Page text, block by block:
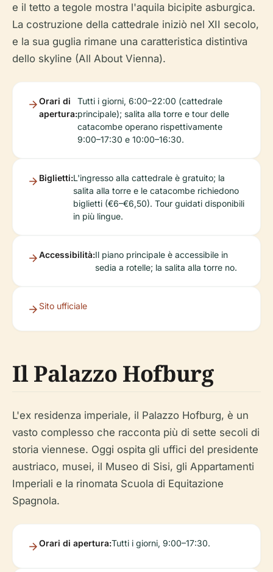
e il tetto a tegole mostra l'aquila bicipite asburgica.
La costruzione della cattedrale iniziò nel XII secolo,
e la sua guglia rimane una caratteristica distintiva
dello skyline (All About Vienna).
Orari di
apertura:
Tutti i giorni, 6:00–22:00 (cattedrale
principale); salita alla torre e tour delle
catacombe operano rispettivamente
9:00–17:30 e 10:00–16:30.
Biglietti:L'ingresso alla cattedrale è gratuito; la
salita alla torre e le catacombe richiedono
biglietti (€6–€6,50). Tour guidati disponibili
in più lingue.
Accessibilità:Il piano principale è accessibile in
sedia a rotelle; la salita alla torre no.
Sito ufficiale
Il Palazzo Hofburg
L'ex residenza imperiale, il Palazzo Hofburg, è un
vasto complesso che racconta più di sette secoli di
storia viennese. Oggi ospita gli uffici del presidente
austriaco, musei, il Museo di Sisi, gli Appartamenti
Imperiali e la rinomata Scuola di Equitazione
Spagnola.
Orari di apertura:Tutti i giorni, 9:00–17:30.